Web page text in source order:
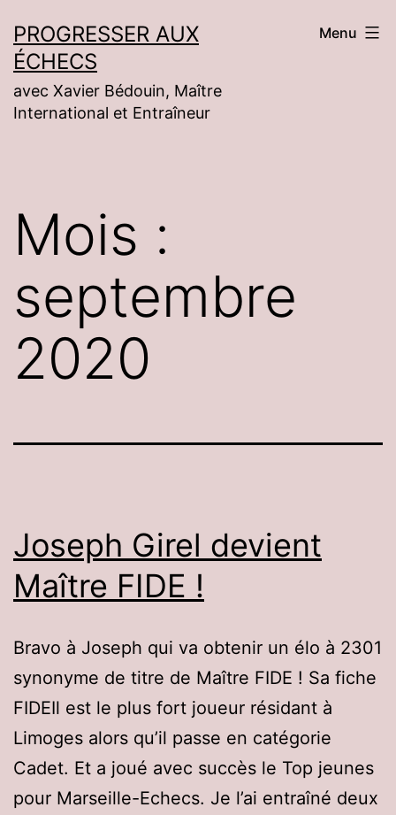
au
contenu
PROGRESSER AUX
ÉCHECS
avec Xavier Bédouin, Maître
International et Entraîneur
Menu
Mois :
septembre
2020
Joseph Girel devient
Maître FIDE !
Bravo à Joseph qui va obtenir un élo à 2301
synonyme de titre de Maître FIDE ! Sa fiche
FIDEIl est le plus fort joueur résidant à
Limoges alors qu’il passe en catégorie
Cadet. Et a joué avec succès le Top jeunes
pour Marseille-Echecs. Je l’ai entraîné deux